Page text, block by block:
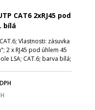
CAT6 2xRJ45 pod
bílá
Vlastnosti: zásuvka
2 x RJ45 pod úhlem 45
LSA; CAT.6; barva bílá;